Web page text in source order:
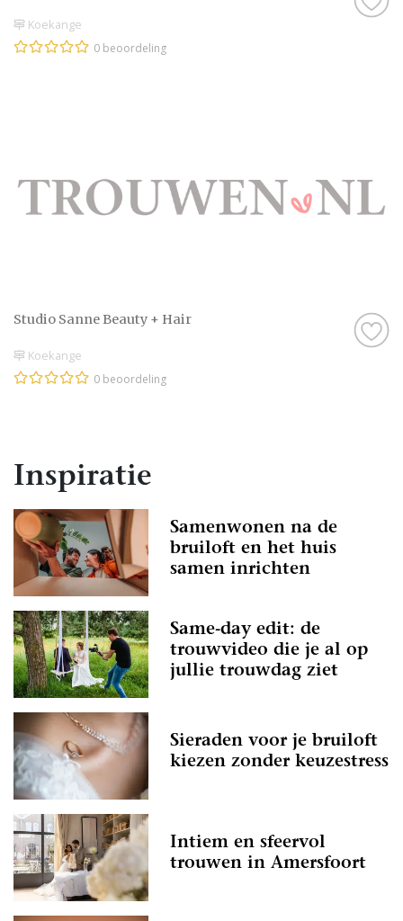
Koekange
0 beoordeling
Studio Sanne Beauty + Hair
Koekange
0 beoordeling
Inspiratie
Samenwonen na de
bruiloft en het huis
samen inrichten
Same-day edit: de
trouwvideo die je al op
jullie trouwdag ziet
Sieraden voor je bruiloft
kiezen zonder keuzestress
Intiem en sfeervol
trouwen in Amersfoort